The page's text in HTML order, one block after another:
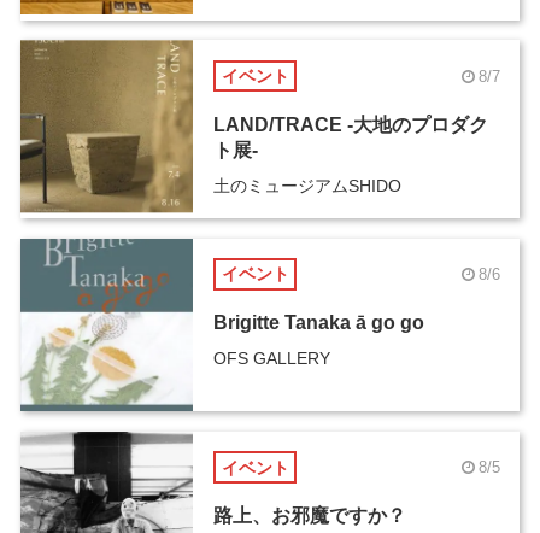
イベント 8/7
LAND/TRACE -大地のプロダク
ト展-
土のミュージアムSHIDO
イベント 8/6
Brigitte Tanaka ā go go
OFS GALLERY
イベント 8/5
路上、お邪魔ですか？